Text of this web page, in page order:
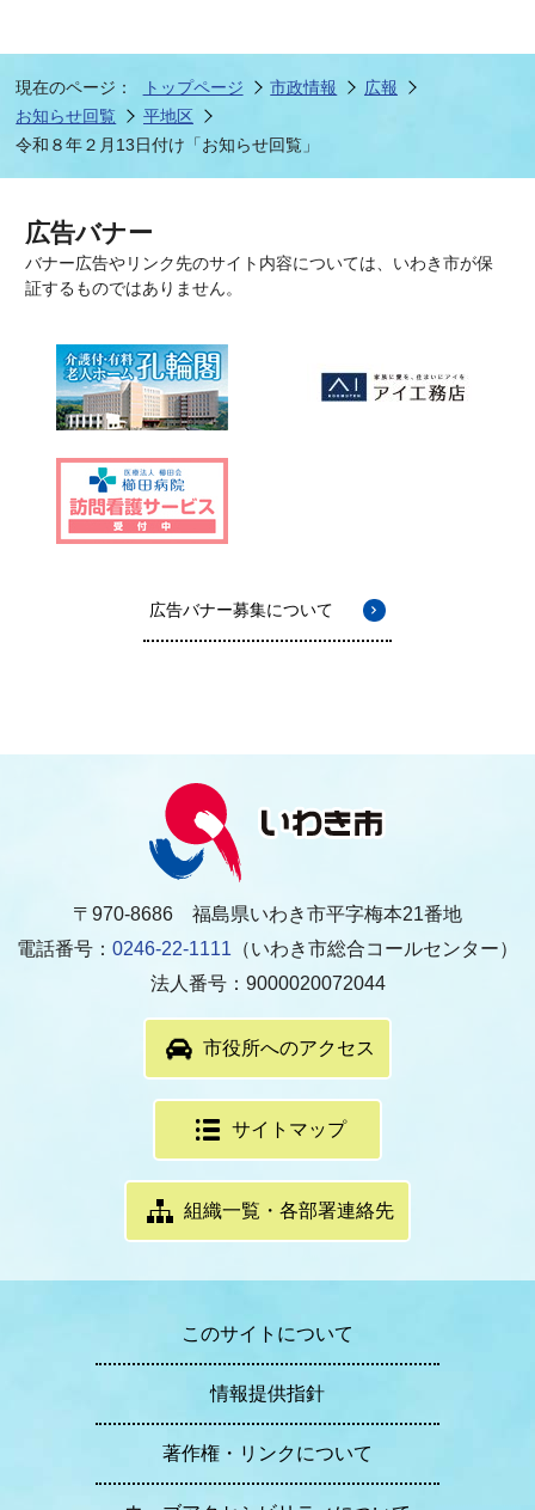
現在のページ： トップページ 市政情報
広報
お知らせ回覧
平地区
令和８年２月13日付け「お知らせ回覧」
広告バナー
バナー広告やリンク先のサイト内容については、いわき市が保
証するものではありません。
広告バナー募集について
〒970-8686 福島県いわき市平字梅本21番地
電話番号： 0246-22-1111 （いわき市総合コールセンター）
法人番号：9000020072044
市役所へのアクセス
サイトマップ
組織一覧・各部署連絡先
このサイトについて
情報提供指針
著作権・リンクについて